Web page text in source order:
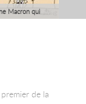
Macron qui
de la